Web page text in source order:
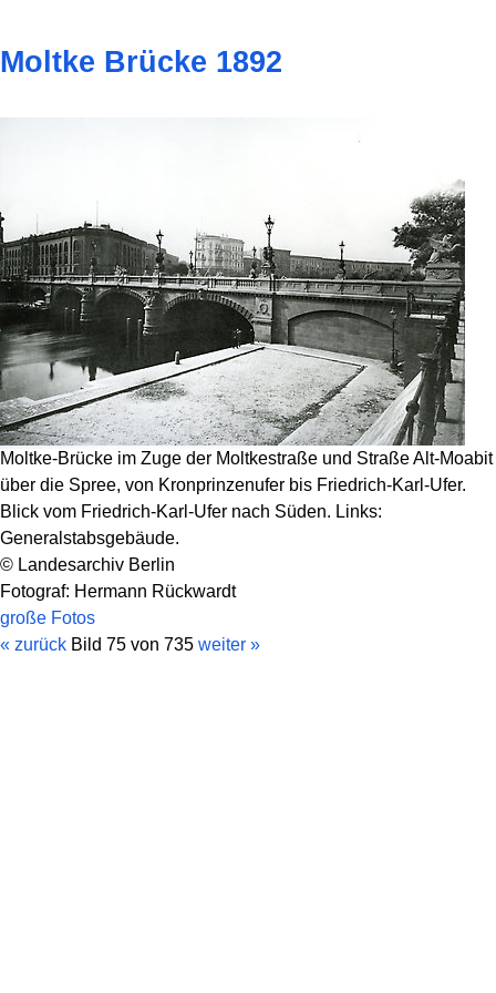
Moltke Brücke 1892
Moltke-Brücke im Zuge der Moltkestraße und Straße Alt-Moabit
über die Spree, von Kronprinzenufer bis Friedrich-Karl-Ufer.
Blick vom Friedrich-Karl-Ufer nach Süden. Links:
Generalstabsgebäude.
© Landesarchiv Berlin
Fotograf: Hermann Rückwardt
große Fotos
« zurück Bild 75 von 735 weiter »